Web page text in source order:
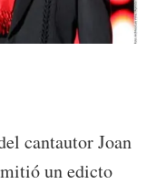
cantautor Joan
un edicto